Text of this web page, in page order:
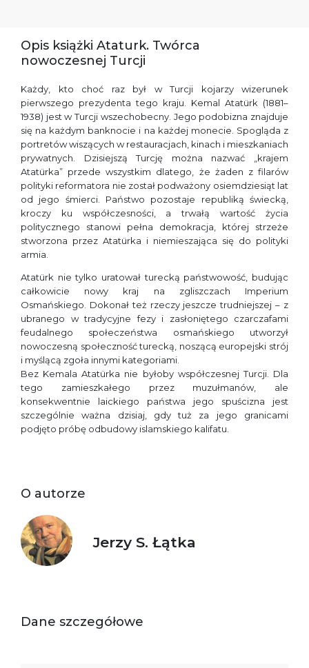
Opis książki Ataturk. Twórca
nowoczesnej Turcji
Każdy, kto choć raz był w Turcji kojarzy wizerunek
pierwszego prezydenta tego kraju. Kemal Atatürk (1881–
1938) jest w Turcji wszechobecny. Jego podobizna znajduje
się na każdym banknocie i na każdej monecie. Spogląda z
portretów wiszących w restauracjach, kinach i mieszkaniach
prywatnych. Dzisiejszą Turcję można nazwać „krajem
Atatürka” przede wszystkim dlatego, że żaden z filarów
polityki reformatora nie został podważony osiemdziesiąt lat
od jego śmierci. Państwo pozostaje republiką świecką,
kroczy ku współczesności, a trwałą wartość życia
politycznego stanowi pełna demokracja, której strzeże
stworzona przez Atatürka i niemieszająca się do polityki
armia.
Atatürk nie tylko uratował turecką państwowość, budując
całkowicie nowy kraj na zgliszczach Imperium
Osmańskiego. Dokonał też rzeczy jeszcze trudniejszej – z
ubranego w tradycyjne fezy i zasłoniętego czarczafami
feudalnego społeczeństwa osmańskiego utworzył
nowoczesną społeczność turecką, noszącą europejski strój
i myślącą zgoła innymi kategoriami.
Bez Kemala Atatürka nie byłoby współczesnej Turcji. Dla
tego zamieszkałego przez muzułmanów, ale
konsekwentnie laickiego państwa jego spuścizna jest
szczególnie ważna dzisiaj, gdy tuż za jego granicami
podjęto próbę odbudowy islamskiego kalifatu.
O autorze
Jerzy S. Łątka
Dane szczegółowe